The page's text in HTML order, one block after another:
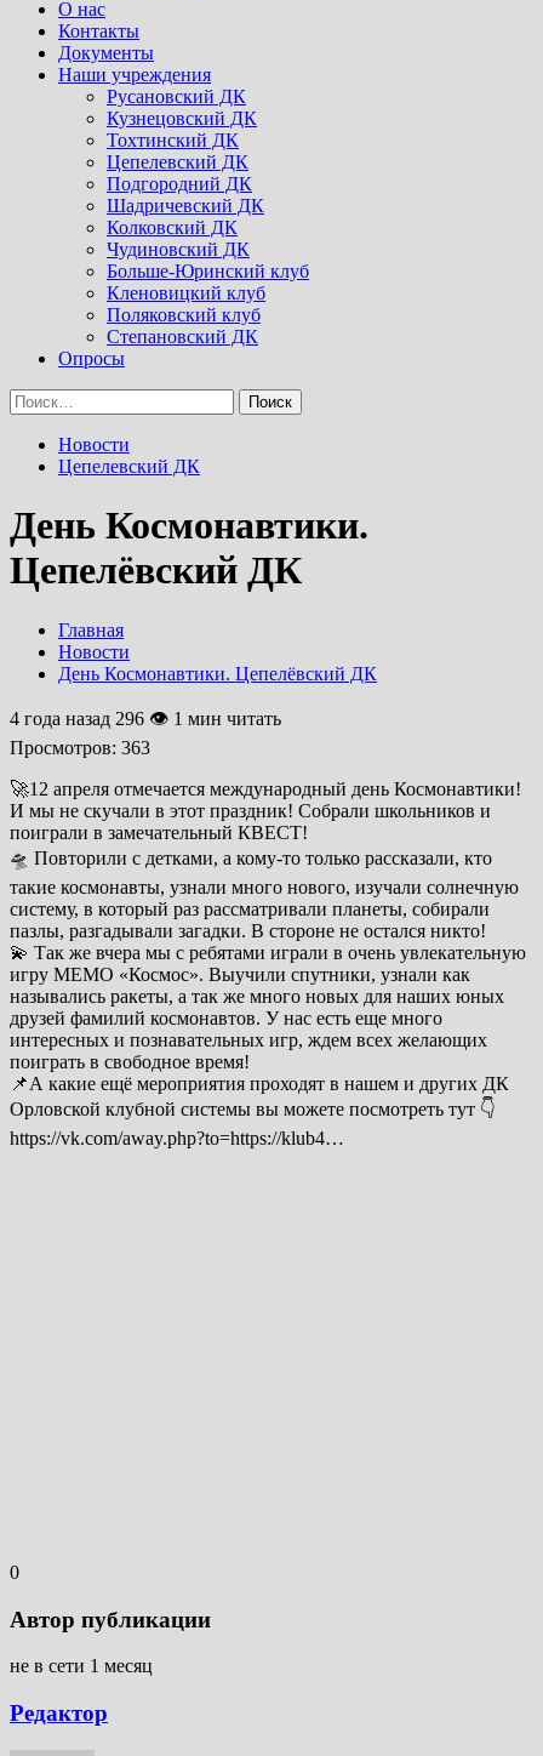
Menu
О нас
Контакты
Документы
Наши учреждения
Русановский ДК
Кузнецовский ДК
Тохтинский ДК
Цепелевский ДК
Подгородний ДК
Шадричевский ДК
Колковский ДК
Чудиновский ДК
Больше-Юринский клуб
Кленовицкий клуб
Поляковский клуб
Степановский ДК
Опросы
Найти:
Новости
Цепелевский ДК
День Космонавтики.
Цепелёвский ДК
Главная
Новости
День Космонавтики. Цепелёвский ДК
4 года назад 296 👁 1 мин читать
Просмотров: 363
🚀12 апреля отмечается международный день Космонавтики!
И мы не скучали в этот праздник! Собрали школьников и
поиграли в замечательный КВЕСТ!
🛸 Повторили с детками, а кому-то только рассказали, кто
такие космонавты, узнали много нового, изучали солнечную
систему, в который раз рассматривали планеты, собирали
пазлы, разгадывали загадки. В стороне не остался никто!
💫 Так же вчера мы с ребятами играли в очень увлекательную
игру МЕМО «Космос». Выучили спутники, узнали как
назывались ракеты, а так же много новых для наших юных
друзей фамилий космонавтов. У нас есть еще много
интересных и познавательных игр, ждем всех желающих
поиграть в свободное время!
📌А какие ещё мероприятия проходят в нашем и других ДК
Орловской клубной системы вы можете посмотреть тут 👇
https://vk.com/away.php?to=https://klub4…
0
Автор публикации
не в сети 1 месяц
Редактор